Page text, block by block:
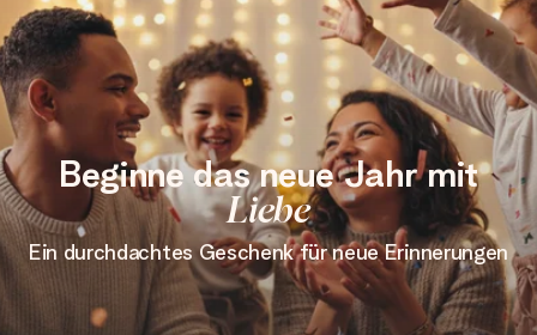
Beginne das neue Jahr mit
Liebe
Ein durchdachtes Geschenk für neue Erinnerungen